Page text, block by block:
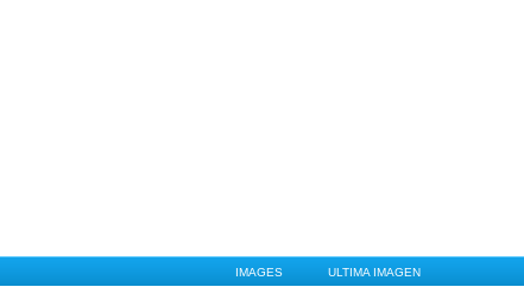
IMAGES ULTIMA IMAGEN